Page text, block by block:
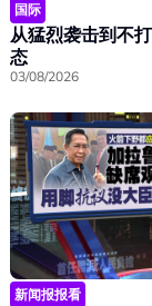
国际
从猛烈袭击到不
态
03/08/2026
新闻报报看